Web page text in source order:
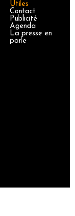
Utiles
Contact
Publicité
Agenda
La presse en
parle